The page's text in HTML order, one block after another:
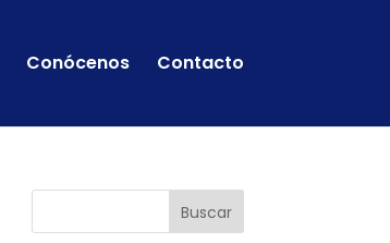
Conócenos Contacto
Buscar